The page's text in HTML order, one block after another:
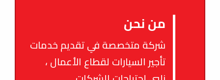
من نحن
شركة متخصصة في تقديم خدمات
تأجير السيارات لقطاع الأعمال ،